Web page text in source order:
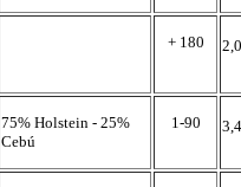
+ 180
75% Holstein - 25%
Cebú
1-90